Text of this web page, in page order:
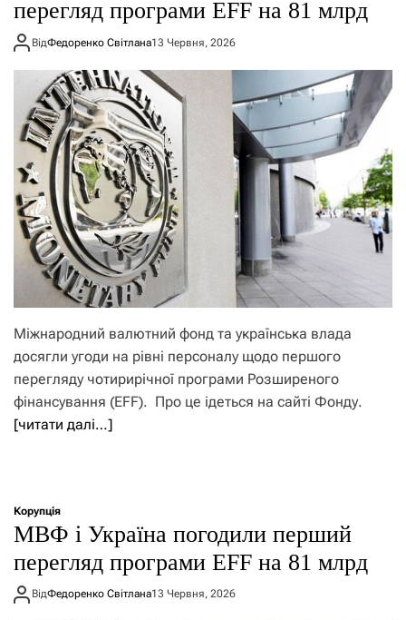
перегляд програми EFF на 81 млрд
ВідФедоренко Світлана13 Червня, 2026
Міжнародний валютний фонд та українська влада
досягли угоди на рівні персоналу щодо першого
перегляду чотирирічної програми Розширеного
фінансування (EFF). Про це ідеться на сайті Фонду.
[читати далі…]
Корупція
МВФ і Україна погодили перший
перегляд програми EFF на 81 млрд
ВідФедоренко Світлана13 Червня, 2026